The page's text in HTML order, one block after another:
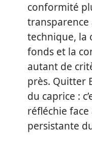
conformité
transparence
technique, la
fonds et la
autant de
près. Quitter
du caprice :
réfléchie face
persistante